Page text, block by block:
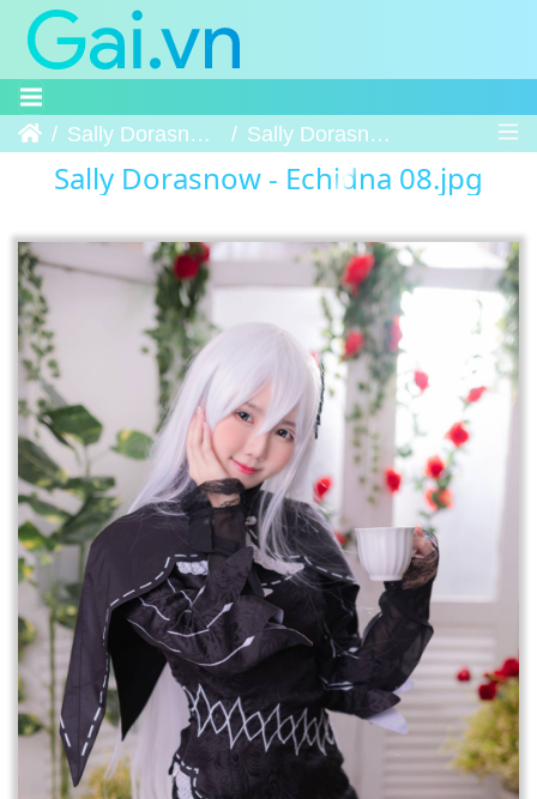
Trang chủSally Dorasnow - Echidna Sally Dorasnow - Echidna 08
Sally Dorasnow - Echidna 08.jpg